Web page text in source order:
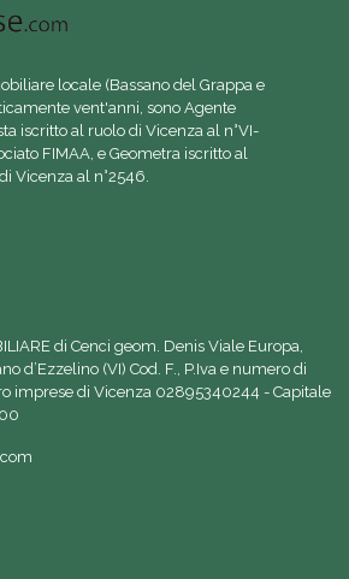
locale (Bassano del Grappa e
vent'anni, sono Agente
iscritto al ruolo di Vicenza al n°VI-
FIMAA, e Geometra iscritto al
Vicenza al n°2546.
di Cenci geom. Denis Viale Europa,
d’Ezzelino (VI) Cod. F., P.Iva e numero di
imprese di Vicenza 02895340244 - Capitale